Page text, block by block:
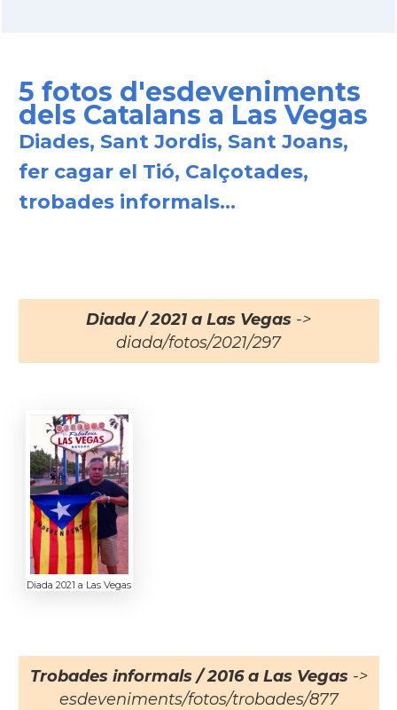
5 fotos d'esdeveniments
dels Catalans a Las Vegas
Diades, Sant Jordis, Sant Joans,
fer cagar el Tió, Calçotades,
trobades informals...
Diada / 2021 a Las Vegas ->
diada/fotos/2021/297
Diada 2021 a Las Vegas
Trobades informals / 2016 a Las Vegas ->
esdeveniments/fotos/trobades/877